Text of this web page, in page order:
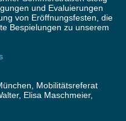
und Evaluierungen
von Eröffnungsfesten, die
Bespielungen zu unserem
Mobilitätsreferat
Elisa Maschmeier,